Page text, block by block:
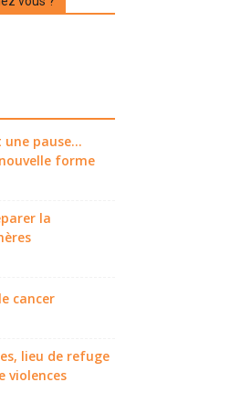
pause...
forme
la
cancer
lieu de refuge
violences